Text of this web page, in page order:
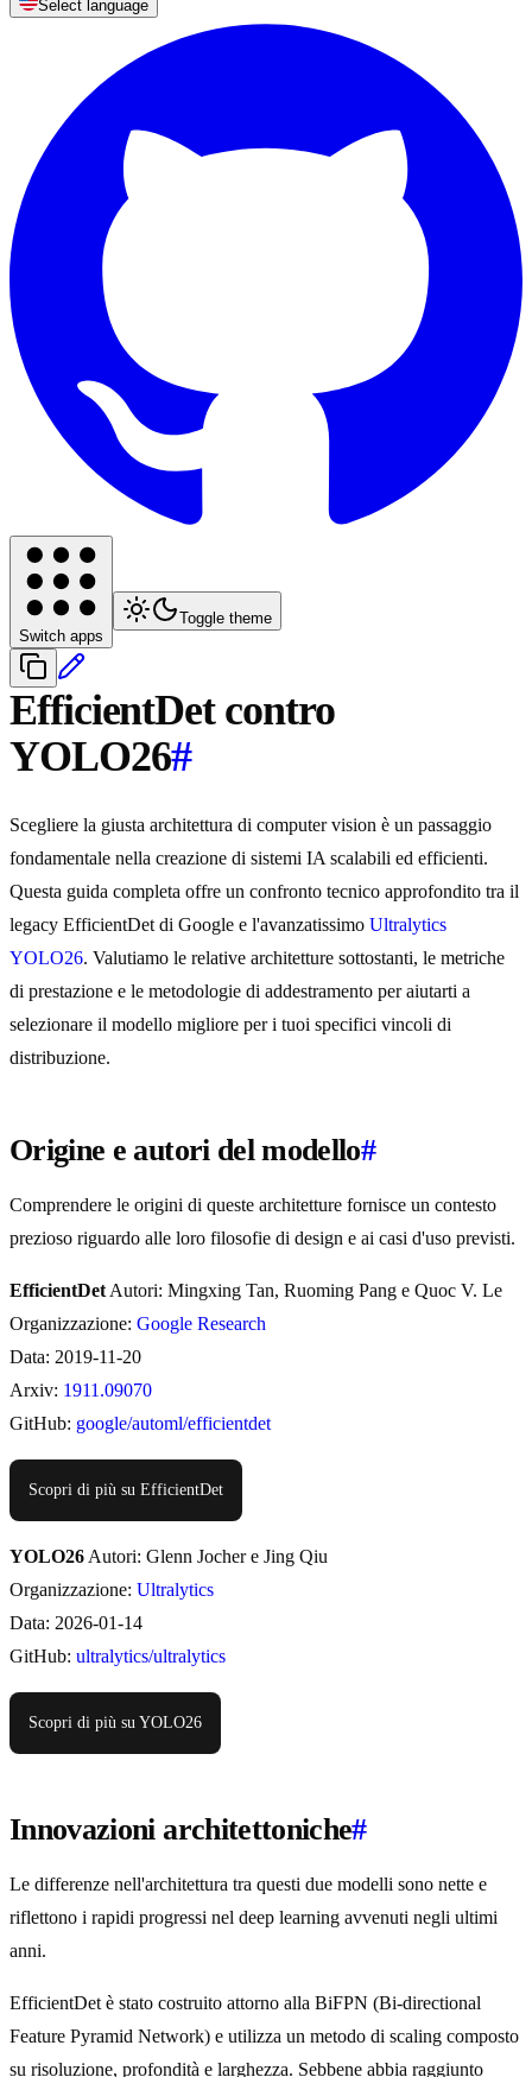
Select language
Switch apps
Toggle theme
EfficientDet contro
YOLO26#
Scegliere la giusta architettura di computer vision è un passaggio
fondamentale nella creazione di sistemi IA scalabili ed efficienti.
Questa guida completa offre un confronto tecnico approfondito tra il
legacy EfficientDet di Google e l'avanzatissimo Ultralytics
YOLO26. Valutiamo le relative architetture sottostanti, le metriche
di prestazione e le metodologie di addestramento per aiutarti a
selezionare il modello migliore per i tuoi specifici vincoli di
distribuzione.
Origine e autori del modello#
Comprendere le origini di queste architetture fornisce un contesto
prezioso riguardo alle loro filosofie di design e ai casi d'uso previsti.
EfficientDet Autori: Mingxing Tan, Ruoming Pang e Quoc V. Le
Organizzazione: Google Research
Data: 2019-11-20
Arxiv: 1911.09070
GitHub: google/automl/efficientdet
Scopri di più su EfficientDet
YOLO26 Autori: Glenn Jocher e Jing Qiu
Organizzazione: Ultralytics
Data: 2026-01-14
GitHub: ultralytics/ultralytics
Scopri di più su YOLO26
Innovazioni architettoniche#
Le differenze nell'architettura tra questi due modelli sono nette e
riflettono i rapidi progressi nel deep learning avvenuti negli ultimi
anni.
EfficientDet è stato costruito attorno alla BiFPN (Bi-directional
Feature Pyramid Network) e utilizza un metodo di scaling composto
su risoluzione, profondità e larghezza. Sebbene abbia raggiunto